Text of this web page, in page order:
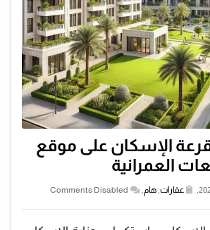
الإسكان على موقع
العمرانية
عقارات,هام,
Comments Disabled